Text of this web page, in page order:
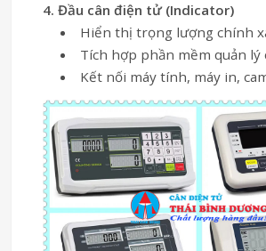
4. Đầu cân điện tử (Indicator)
Hiển thị trọng lượng chính
Tích hợp phần mềm quản lý
Kết nối máy tính, máy in,